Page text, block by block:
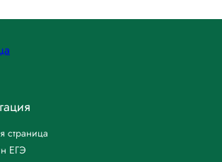
страница
ЕГЭ